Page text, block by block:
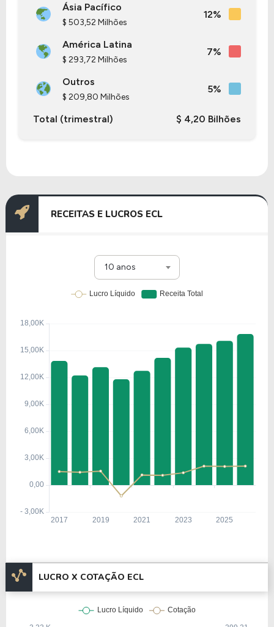
Ásia Pacífico
$ 503,52 Milhões
12%
América Latina
$ 293,72 Milhões
7%
Outros
$ 209,80 Milhões
5%
Total (trimestral) $ 4,20 Bilhões
RECEITAS E LUCROS ECL
10 anos
LUCRO X COTAÇÃO ECL